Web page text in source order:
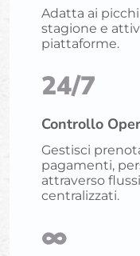
Adatta ai
stagione e
piattaforme.
24/7
Controllo
Gestisci
pagamenti,
attraverso
centralizzati.
∞